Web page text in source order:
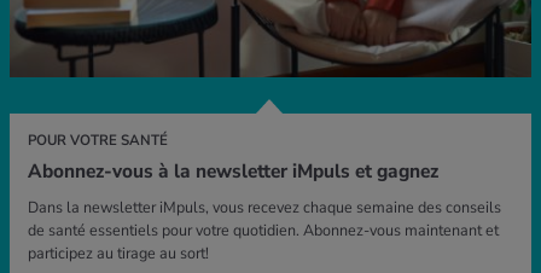
POUR VOTRE SANTÉ
Abonnez-vous à la newsletter iMpuls et gagnez
Dans la newsletter iMpuls, vous recevez chaque semaine des conseils
de santé essentiels pour votre quotidien. Abonnez-vous maintenant et
participez au tirage au sort!